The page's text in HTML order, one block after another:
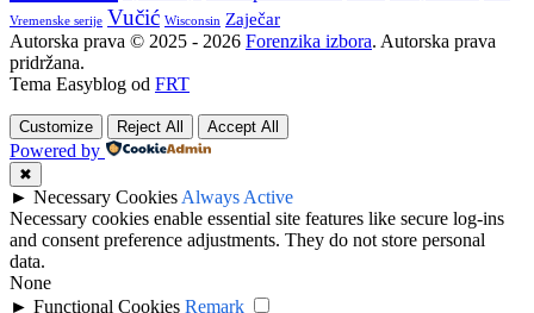
Vremenske serije Vučić Wisconsin Zaječar
Autorska prava © 2025 - 2026 Forenzika izbora. Autorska prava
pridržana.
Tema Easyblog od FRT
Customize Reject All Accept All
Powered by
✖
► Necessary Cookies Always Active
Necessary cookies enable essential site features like secure log-ins
and consent preference adjustments. They do not store personal
data.
None
► Functional Cookies Remark